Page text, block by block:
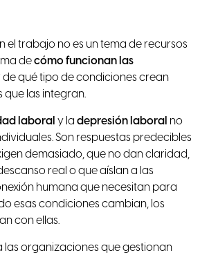
el trabajo no es un tema de recursos
decómo funcionan las
de qué tipo de condiciones crean
que las integran.
laboral y la depresión laboral no
Son respuestas predecibles
demasiado, que no dan claridad,
real o que aíslan a las
humana que necesitan para
esas condiciones cambian, los
con ellas.
las organizaciones que gestionan